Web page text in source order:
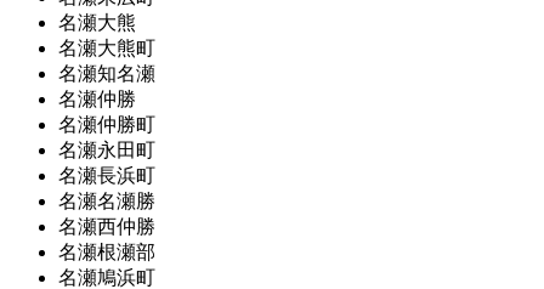
名瀬大熊
名瀬大熊町
名瀬知名瀬
名瀬仲勝
名瀬仲勝町
名瀬永田町
名瀬長浜町
名瀬名瀬勝
名瀬西仲勝
名瀬根瀬部
名瀬鳩浜町